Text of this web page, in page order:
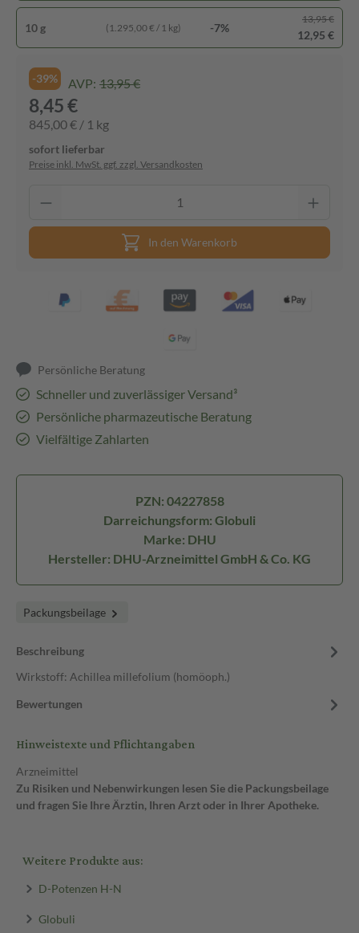
10 g (1.295,00 € / 1 kg) -7%
13,95 €
12,95 €
-39% AVP: 13,95 €
8,45 €
845,00 € / 1 kg
sofort lieferbar
Preise inkl. MwSt. ggf. zzgl. Versandkosten
In den Warenkorb
Persönliche Beratung
Schneller und zuverlässiger Versand³
Persönliche pharmazeutische Beratung
Vielfältige Zahlarten
PZN: 04227858
Darreichungsform: Globuli
Marke: DHU
Hersteller: DHU-Arzneimittel GmbH & Co. KG
Packungsbeilage
Beschreibung
Wirkstoff: Achillea millefolium (homöoph.)
Bewertungen
Hinweistexte und Pflichtangaben
Arzneimittel
Zu Risiken und Nebenwirkungen lesen Sie die Packungsbeilage
und fragen Sie Ihre Ärztin, Ihren Arzt oder in Ihrer Apotheke.
Weitere Produkte aus:
D-Potenzen H-N
Globuli